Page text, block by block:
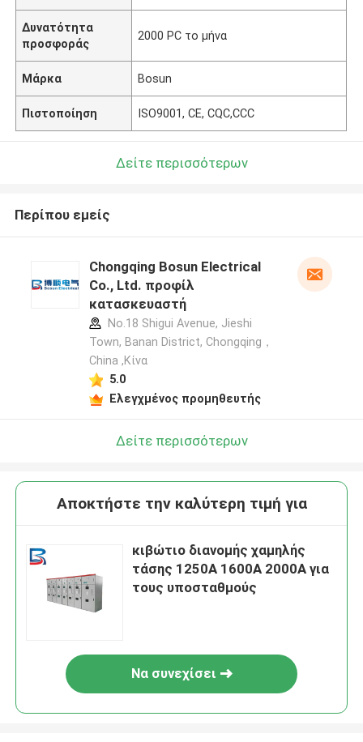
Δυνατότητα
προσφοράς
2000 PC το μήνα
Μάρκα Bosun
Πιστοποίηση ISO9001, CE, CQC,CCC
Δείτε περισσότερων
Περίπου εμείς
Chongqing Bosun Electrical
Co., Ltd. προφίλ
κατασκευαστή
No.18 Shigui Avenue, Jieshi
Town, Banan District, Chongqing，
China ,Κίνα
5.0
Ελεγχμένος προμηθευτής
Δείτε περισσότερων
Αποκτήστε την καλύτερη τιμή για
κιβώτιο διανομής χαμηλής
τάσης 1250A 1600A 2000A για
τους υποσταθμούς
Να συνεχίσει